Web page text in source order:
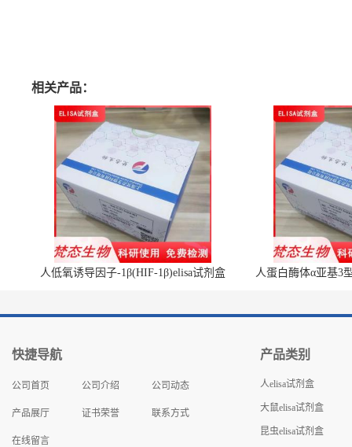
相关产品：
人低氧诱导因子-1β(HIF-1β)elisa试剂盒 人蛋白酶体α亚基3
快捷导航
公司首页 公司介绍 公司动态
产品展厅 证书荣誉 联系方式
在线留言
产品类别
人elisa试剂盒
大鼠elisa试剂盒
昆虫elisa试剂盒